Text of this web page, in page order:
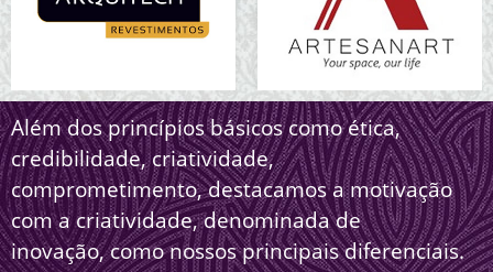
Além dos princípios básicos como ética,
credibilidade, criatividade,
comprometimento, destacamos a motivação
com a criatividade, denominada de
inovação, como nossos principais diferenciais.